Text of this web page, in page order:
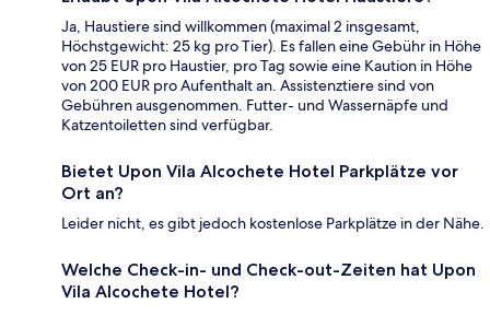
Ja, Haustiere sind willkommen (maximal 2 insgesamt,
Höchstgewicht: 25 kg pro Tier). Es fallen eine Gebühr in Höhe
von 25 EUR pro Haustier, pro Tag sowie eine Kaution in Höhe
von 200 EUR pro Aufenthalt an. Assistenztiere sind von
Gebühren ausgenommen. Futter- und Wassernäpfe und
Katzentoiletten sind verfügbar.
Bietet Upon Vila Alcochete Hotel Parkplätze vor
Ort an?
Leider nicht, es gibt jedoch kostenlose Parkplätze in der Nähe.
Welche Check-in- und Check-out-Zeiten hat Upon
Vila Alcochete Hotel?